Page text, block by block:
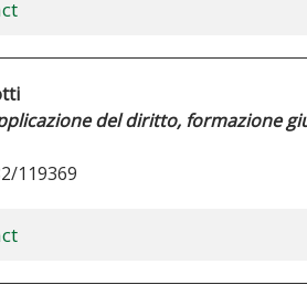
del diritto, formazione
119369